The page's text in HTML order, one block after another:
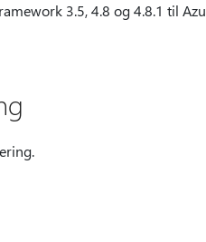
3.5, 4.8 og 4.8.1 til